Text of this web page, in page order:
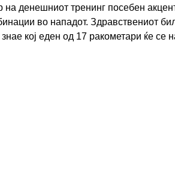
на денешниот тренинг посебен
во нападот. Здравствениот
кој еден од 17 ракометари ќе се